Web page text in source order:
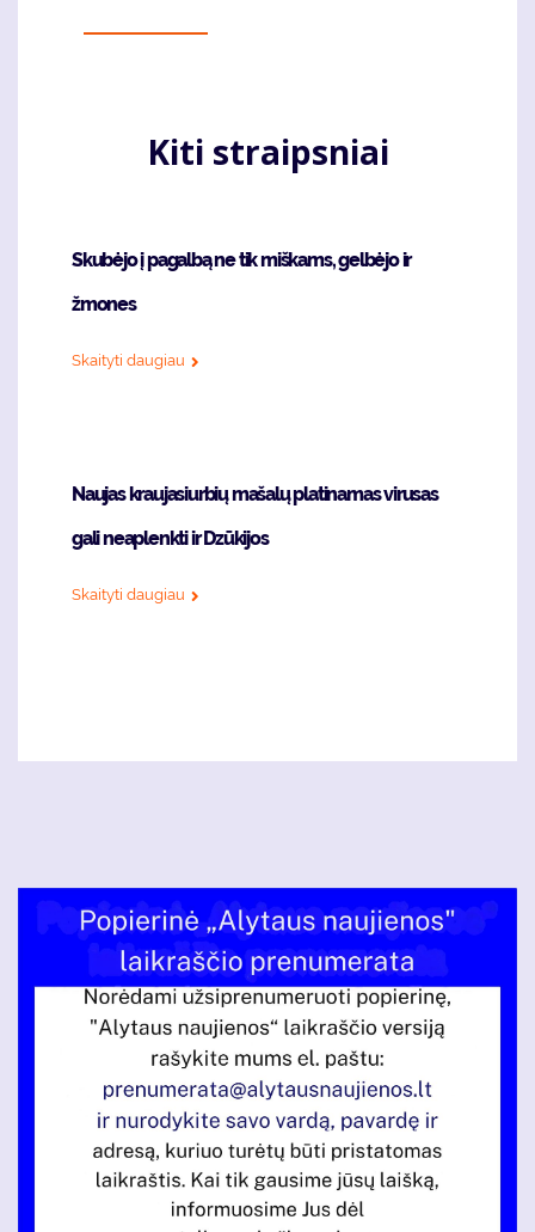
Kiti straipsniai
Skubėjo į pagalbą ne tik miškams, gelbėjo ir
žmones
Skaityti daugiau
Naujas kraujasiurbių mašalų platinamas virusas
gali neaplenkti ir Dzūkijos
Skaityti daugiau